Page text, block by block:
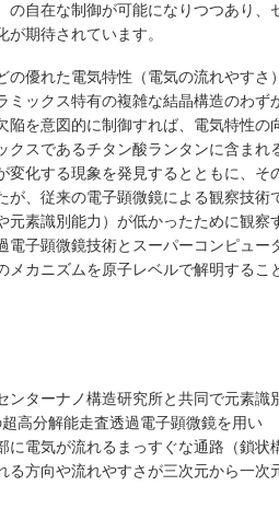
自在な制御が可能になりつつあり、
期待されています。
優れた電気特性（電気の流れやすさ）
ミックス特有の複雑な結晶構造のわず
を意図的に制御すれば、電気特性の
クスであるチタン酸ランタンに含まれ
変化する現象を発見するとともに、そ
が、従来の電子顕微鏡による観察技術
元素識別能力）が低かったために観察
子顕微鏡技術とスーパーコンピュー
カニズムを原子レベルで解明するこ
ターナノ構造研究所と共同で元素識
高分解能走査透過電子顕微鏡を用い
に電気が流れるまっすぐな通路（鎖状
る方向や流れやすさが三次元から一次